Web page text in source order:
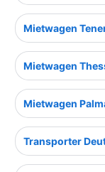
Mietwagen
Mietwagen
Mietwagen
Transporter